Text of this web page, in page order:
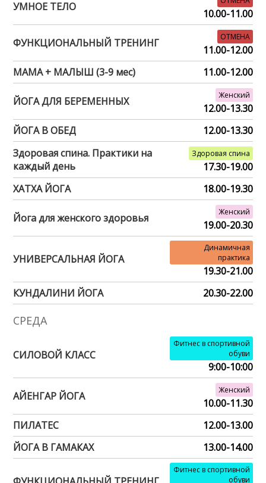
УМНОЕ ТЕЛО
10.00-11.00
ФУНКЦИОНАЛЬНЫЙ ТРЕНИНГ ОТМЕНА
11.00-12.00
МАМА + МАЛЫШ (3-9 мес)
11.00-12.00
ЙОГА ДЛЯ БЕРЕМЕННЫХ Женский
12.00-13.30
ЙОГА В ОБЕД
12.00-13.30
Здоровая спина. Практики на
каждый день
Здоровая спина
17.30-19.00
ХАТХА ЙОГА
18.00-19.30
Йога для женского здоровья Женский
19.00-20.30
УНИВЕРСАЛЬНАЯ ЙОГА
Динамичная
практика
19.30-21.00
КУНДАЛИНИ ЙОГА
20.30-22.00
СРЕДА
СИЛОВОЙ КЛАСС
Фитнес в спортивной
обуви
9:00-10:00
АЙЕНГАР ЙОГА Женский
10.00-11.30
ПИЛАТЕС
12.00-13.00
ЙОГА В ГАМАКАХ
13.00-14.00
Фитнес в спортивной
обуви